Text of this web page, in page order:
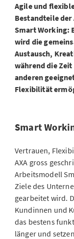
Agile und
Bestandteile
Smart Working:
wird die
Austausch,
während die
anderen
Flexibilität
Smart
Vertrauen,
AXA gross
Arbeitsmodell
Ziele des
gearbeitet wird.
Kundinnen und
das bestens
länger und